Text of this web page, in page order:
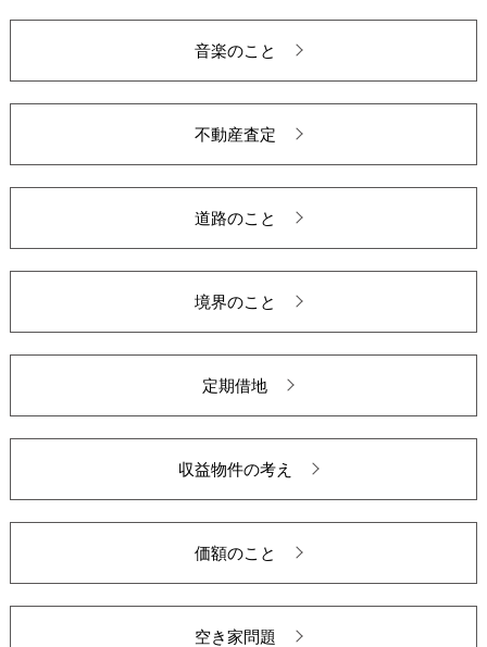
音楽のこと
不動産査定
道路のこと
境界のこと
定期借地
収益物件の考え
価額のこと
空き家問題